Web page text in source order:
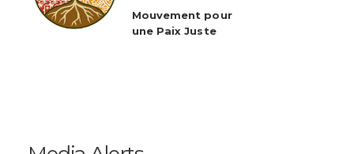
Mouvement pour
une Paix Juste